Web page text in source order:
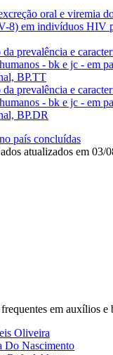
oral e viremia
8) em indivíduos HIV
prevalência e
- bk e jc - em
BP.TT
prevalência e
- bk e jc - em
BP.DR
país concluídas
atualizados em 03/
em auxílios e
Oliveira
Do Nascimento